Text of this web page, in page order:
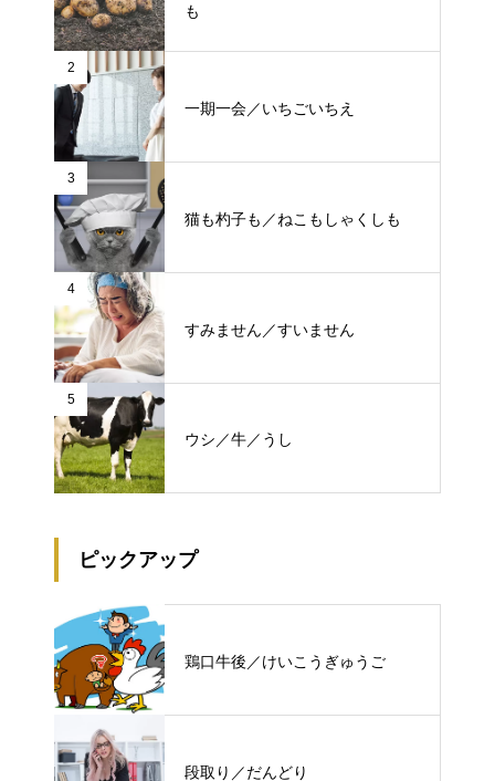
も
2
一期一会／いちごいちえ
3
猫も杓子も／ねこもしゃくしも
4
すみません／すいません
5
ウシ／牛／うし
ピックアップ
鶏口牛後／けいこうぎゅうご
段取り／だんどり